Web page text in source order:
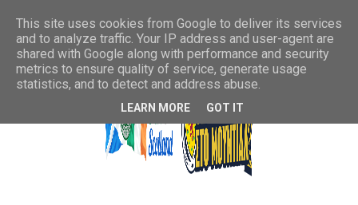
This site uses cookies from Google to deliver its services
and to analyze traffic. Your IP address and user-agent are
shared with Google along with performance and security
metrics to ensure quality of service, generate usage
statistics, and to detect and address abuse.
LEARN MORE GOT IT